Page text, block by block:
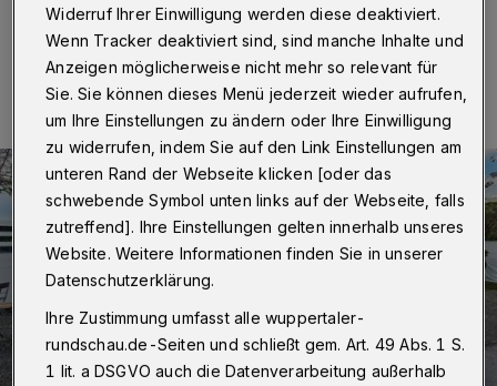
31.05.2021 , 08:30 Uhr Eine Minute Lesezeit
Widerruf Ihrer Einwilligung werden diese deaktiviert.
Wenn Tracker deaktiviert sind, sind manche Inhalte und
Anzeigen möglicherweise nicht mehr so relevant für
Sie. Sie können dieses Menü jederzeit wieder aufrufen,
um Ihre Einstellungen zu ändern oder Ihre Einwilligung
zu widerrufen, indem Sie auf den Link Einstellungen am
unteren Rand der Webseite klicken [oder das
schwebende Symbol unten links auf der Webseite, falls
zutreffend]. Ihre Einstellungen gelten innerhalb unseres
Website. Weitere Informationen finden Sie in unserer
Datenschutzerklärung.
Ihre Zustimmung umfasst alle wuppertaler-
rundschau.de-Seiten und schließt gem. Art. 49 Abs. 1 S.
1 lit. a DSGVO auch die Datenverarbeitung außerhalb